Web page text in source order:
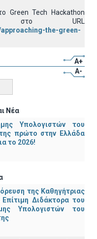
Green Tech Hackathon
στο URL
the-green-
A+
A-
Νέα
Υπολογιστών του
πρώτο στην Ελλάδα
το 2026!
της Καθηγήτριας
Διδάκτορα του
Υπολογιστών του